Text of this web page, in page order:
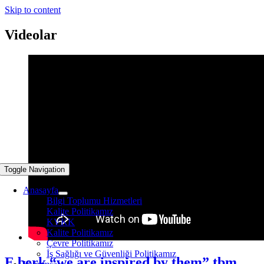
Skip to content
Toggle Navigation
Anasayfa
Bilgi Toplumu Hizmetleri
Kalite Politikamız
KVKK
Kalite Politikamız
Çevre Politikamız
İş Sağlığı ve Güvenliği Politikamız
Videolar